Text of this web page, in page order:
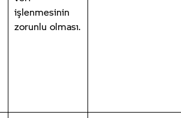
işlenmesinin
zorunlu olması.